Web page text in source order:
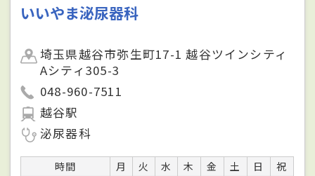
いいやま泌尿器科
埼玉県越谷市弥生町17-1 越谷ツインシティ
Aシティ305-3
048-960-7511
越谷駅
泌尿器科
時間 月 火 水 木 金 土 日
祝